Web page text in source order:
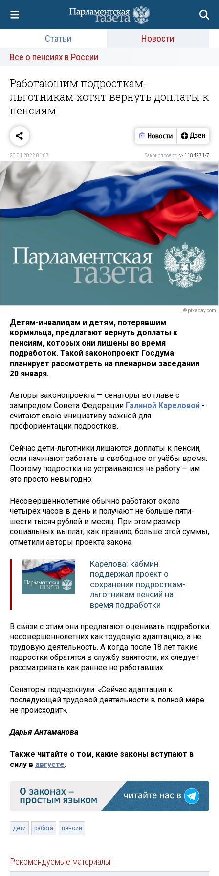
Статьи
Новости
Все о пенсиях в России
Работающим подросткам-
льготникам хотят вернуть доплаты к
пенсиям
20.01.2022 01:07 Законопроект: № 1184271-7
© pixabay.com
Детям-инвалидам и детям, потерявшим
кормильца, предлагают вернуть доплаты к
пенсиям, которых они лишены во время
подработок. Такой законопроект Госдума
планирует рассмотреть на пленарном заседании
20 января.
Авторы законопроекта — сенаторы во главе с
зампредом Совета Федерации Галиной Кареловой -
считают свою инициативу важной для
профориентации подростков.
Сейчас дети-льготники лишаются доплаты к пенсии,
если начинают работать в свободное от учёбы время.
Поэтому подростки не устраиваются на работу — им
это просто невыгодно.
Несовершеннолетние обычно работают около
четырёх часов в день и получают не больше пяти-
шести тысяч рублей в месяц. При этом размер
социальных выплат, как правило, больше этой суммы,
отметили авторы проекта закона.
Карелова: кабмин
поддержал проект о
сохранении подросткам-
льготникам пенсий на
время подработки
В связи с этим они предлагают оценивать подработки
несовершеннолетних как трудовую адаптацию, а не
трудовую деятельность. А когда после 18 лет такие
подростки обратятся в службу занятости, их следует
рассматривать как раннее не работавших.
Сенаторы подчеркнули: «Сейчас адаптация к
последующей трудовой деятельности в полной мере
не происходит».
Дарья Антаманова
Также читайте о том, какие законы вступают в
силу в августе.
дети работа пенсии
Рекомендуемые материалы